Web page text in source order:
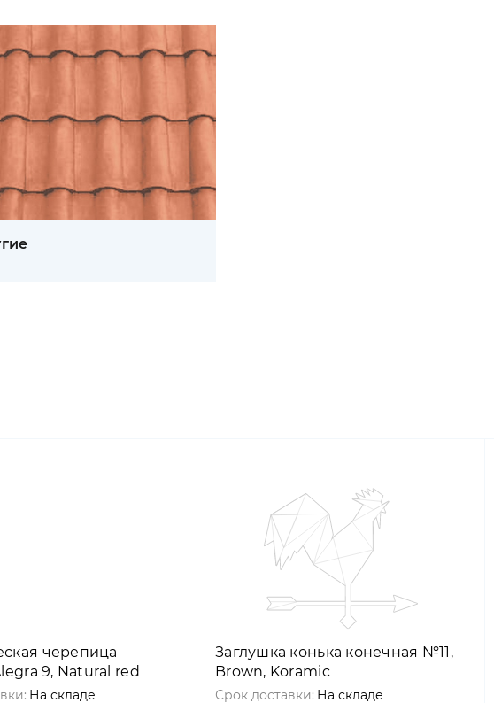
черепица
9, Natural red
На складе
Заглушка конька конечная №11,
Brown, Koramic
Срок доставки: На складе